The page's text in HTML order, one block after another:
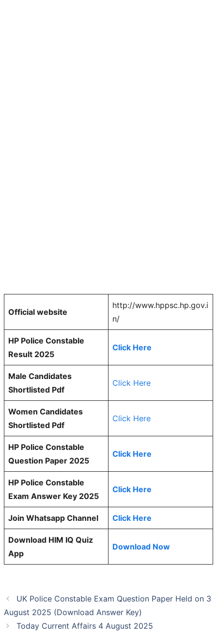
Official website
http://www.hppsc.hp.gov.i
n/
HP Police Constable
Result 2025
Click Here
Male Candidates
Shortlisted Pdf
Click Here
Women Candidates
Shortlisted Pdf
Click Here
HP Police Constable
Question Paper 2025
Click Here
HP Police Constable
Exam Answer Key 2025
Click Here
Join Whatsapp Channel Click Here
Download HIM IQ Quiz
App
Download Now
UK Police Constable Exam Question Paper Held on 3
August 2025 (Download Answer Key)
Today Current Affairs 4 August 2025